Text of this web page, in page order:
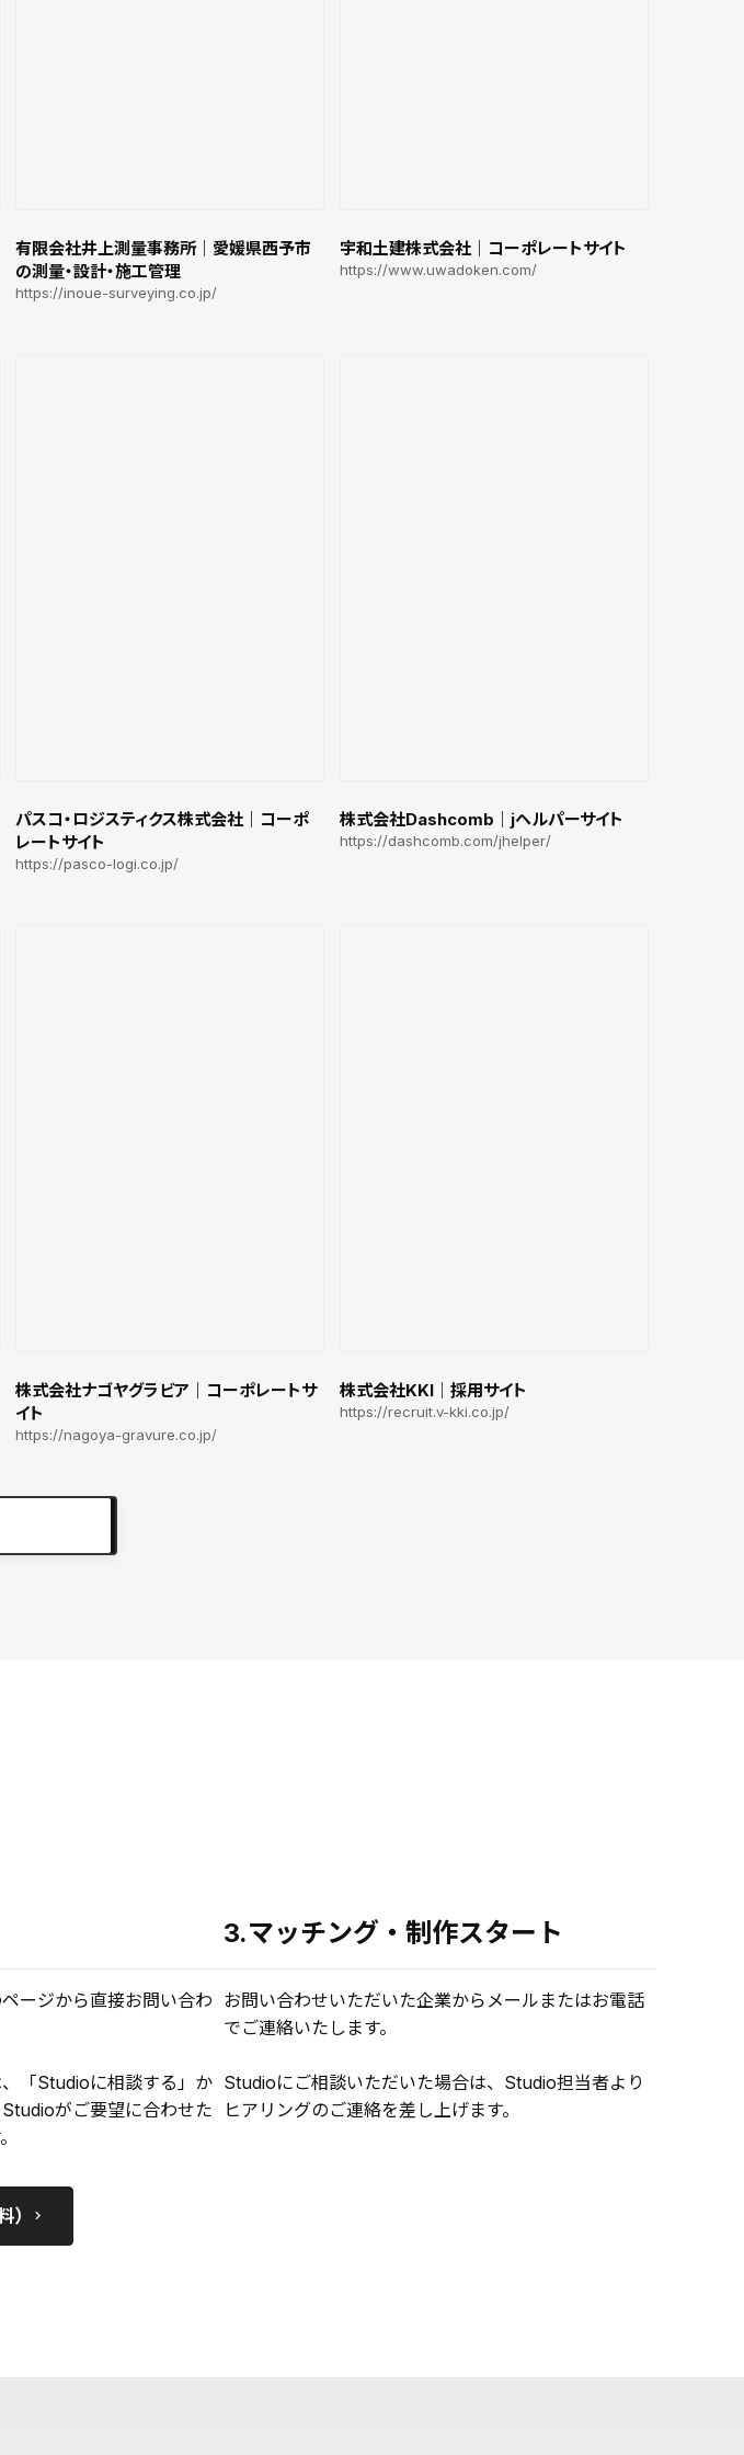
有限会社井上測量事務所｜愛媛県西予市
の測量・設計・施工管理
https://inoue-surveying.co.jp/
宇和土建株式会社｜コーポレートサイト
https://www.uwadoken.com/
パスコ・ロジスティクス株式会社｜コーポ
レートサイト
https://pasco-logi.co.jp/
株式会社Dashcomb｜jヘルパーサイト
https://dashcomb.com/jhelper/
株式会社ナゴヤグラビア｜コーポレートサ
イト
https://nagoya-gravure.co.jp/
株式会社KKI｜採用サイト
https://recruit.v-kki.co.jp/
ージから直接お問い合わ
「Studioに相談する」か
がご要望に合わせた
） keyboard_arrow_right
3.マッチング・制作スタート
お問い合わせいただいた企業からメールまたはお電話
でご連絡いたします。
Studioにご相談いただいた場合は、Studio担当者より
ヒアリングのご連絡を差し上げます。